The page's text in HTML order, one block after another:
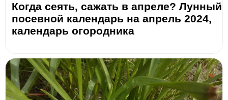
Когда сеять, сажать в апреле? Лунный
посевной календарь на апрель 2024,
календарь огородника